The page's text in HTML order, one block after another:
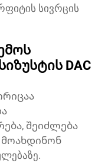
სივრცის
DAC
შეიძლება